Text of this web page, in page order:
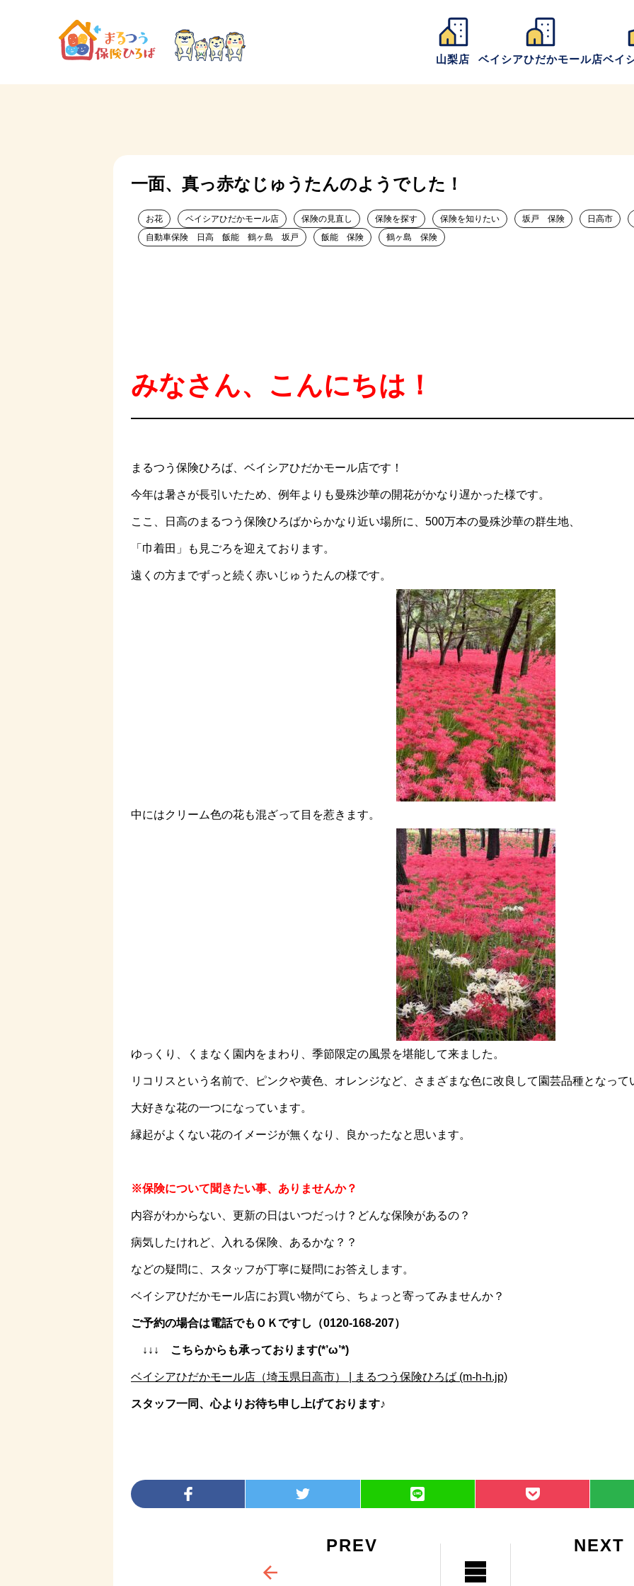
山梨店 ベイシアひだかモール店ベイ
一面、真っ赤なじゅうたんのようでした！
お花 ベイシアひだかモール店 保険の見直し 保険を探す 保険を知りたい 坂戸 保険
日高市
自動車保険 日高 飯能 鶴ヶ島 坂戸
飯能 保険 鶴ヶ島 保険
みなさん、こんにちは！
まるつう保険ひろば、ベイシアひだかモール店です！
今年は暑さが長引いたため、例年よりも曼殊沙華の開花がかなり遅かった様です。
ここ、日高のまるつう保険ひろばからかなり近い場所に、500万本の曼殊沙華の群生地、
「巾着田」も見ごろを迎えております。
遠くの方までずっと続く赤いじゅうたんの様です。
中にはクリーム色の花も混ざって目を惹きます。
ゆっくり、くまなく園内をまわり、季節限定の風景を堪能して来ました。
リコリスという名前で、ピンクや黄色、オレンジなど、さまざまな色に改良して園芸品種となって
大好きな花の一つになっています。
縁起がよくない花のイメージが無くなり、良かったなと思います。
※保険について聞きたい事、ありませんか？
内容がわからない、更新の日はいつだっけ？どんな保険があるの？
病気したけれど、入れる保険、あるかな？？
などの疑問に、スタッフが丁寧に疑問にお答えします。
ベイシアひだかモール店にお買い物がてら、ちょっと寄ってみませんか？
ご予約の場合は電話でもＯＫですし（0120-168-207）
↓↓↓ こちらからも承っております(*’ω’*)
ベイシアひだかモール店（埼玉県日高市） | まるつう保険ひろば (m-h-h.jp)
スタッフ一同、心よりお待ち申し上げております♪
PREV NEXT